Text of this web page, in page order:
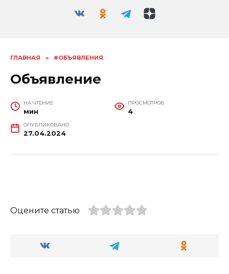
ГЛАВНАЯ » #ОБЪЯВЛЕНИЯ
Объявление
НА ЧТЕНИЕ
мин
ПРОСМОТРОВ
4
ОПУБЛИКОВАНО
27.04.2024
Оцените статью